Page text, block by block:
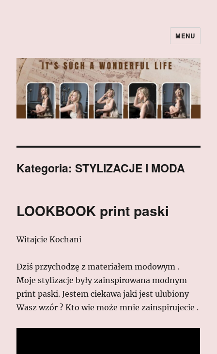
MENU
Kategoria:STYLIZACJE I MODA
LOOKBOOK print paski
Witajcie Kochani
Dziś przychodzę z materiałem modowym .
Moje stylizacje były zainspirowana modnym
print paski. Jestem ciekawa jaki jest ulubiony
Wasz wzór ? Kto wie może mnie zainspirujecie .